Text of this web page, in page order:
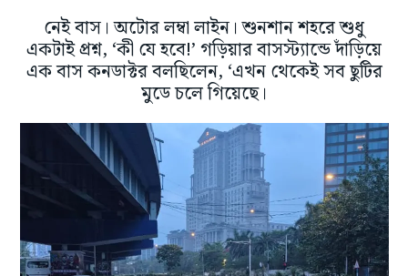
নেই বাস। অটোর লম্বা লাইন। শুনশান শহরে শুধু
একটাই প্রশ্ন, ‘কী যে হবে!’ গড়িয়ার বাসস্ট্যান্ডে দাঁড়িয়ে
এক বাস কনডাক্টর বলছিলেন, ‘এখন থেকেই সব ছুটির
মুডে চলে গিয়েছে।